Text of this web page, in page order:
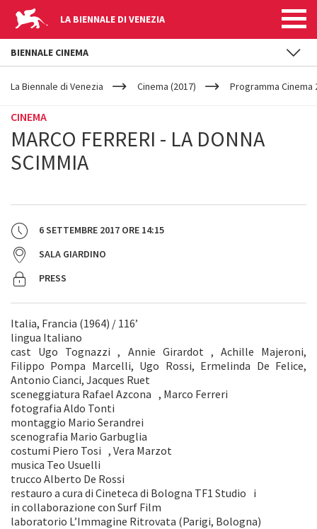
LA BIENNALE DI VENEZIA
YOUR
ARE
La Biennale di Venezia Cinema (2017) Programma
CINEMA
MARCO FERRERI - LA DONNA
SCIMMIA
6 SETTEMBRE 2017 ORE 14:15
SALA GIARDINO
PRESS
Italia, Francia (1964) / 116’
lingua Italiano
cast Ugo Tognazzi , Annie Girardot , Achille Majeroni,
Filippo Pompa Marcelli, Ugo Rossi, Ermelinda De Felice,
Antonio Cianci, Jacques Ruet
sceneggiatura Rafael Azcona , Marco Ferreri
fotografia Aldo Tonti
montaggio Mario Serandrei
scenografia Mario Garbuglia
costumi Piero Tosi , Vera Marzot
musica Teo Usuelli
trucco Alberto De Rossi
restauro a cura di Cineteca di Bologna TF1 Studio i
in collaborazione con Surf Film
laboratorio L’Immagine Ritrovata (Parigi, Bologna)
BIENNALE CINEMA